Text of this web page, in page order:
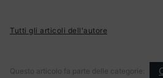
Tutti gli articoli dell'autore
Questo articolo fa parte delle categorie: